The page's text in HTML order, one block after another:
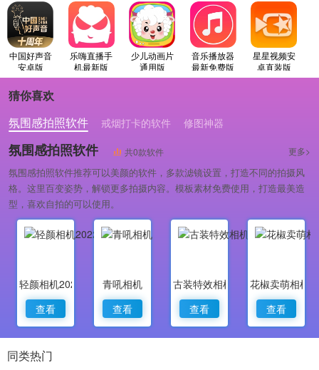
中国好声音
安卓版
乐嗨直播手
机最新版
少儿动画片
通用版
音乐播放器
最新免费版
星星视频安
卓直装版
猜你喜欢
氛围感拍照软件
戒烟打卡的软件 修图神器
氛围感拍照软件 共0款软件 更多>
氛围感拍照软件推荐可以美颜的软件，多款滤镜设置，打造不同的拍摄风
格。这里百变姿势，解锁更多拍摄内容。模板素材免费使用，打造最美造
型，喜欢自拍的可以使用。
轻颜相机2022最新版
查看
青吼相机
查看
古装特效相机
查看
花椒卖萌相机
查看
同类热门